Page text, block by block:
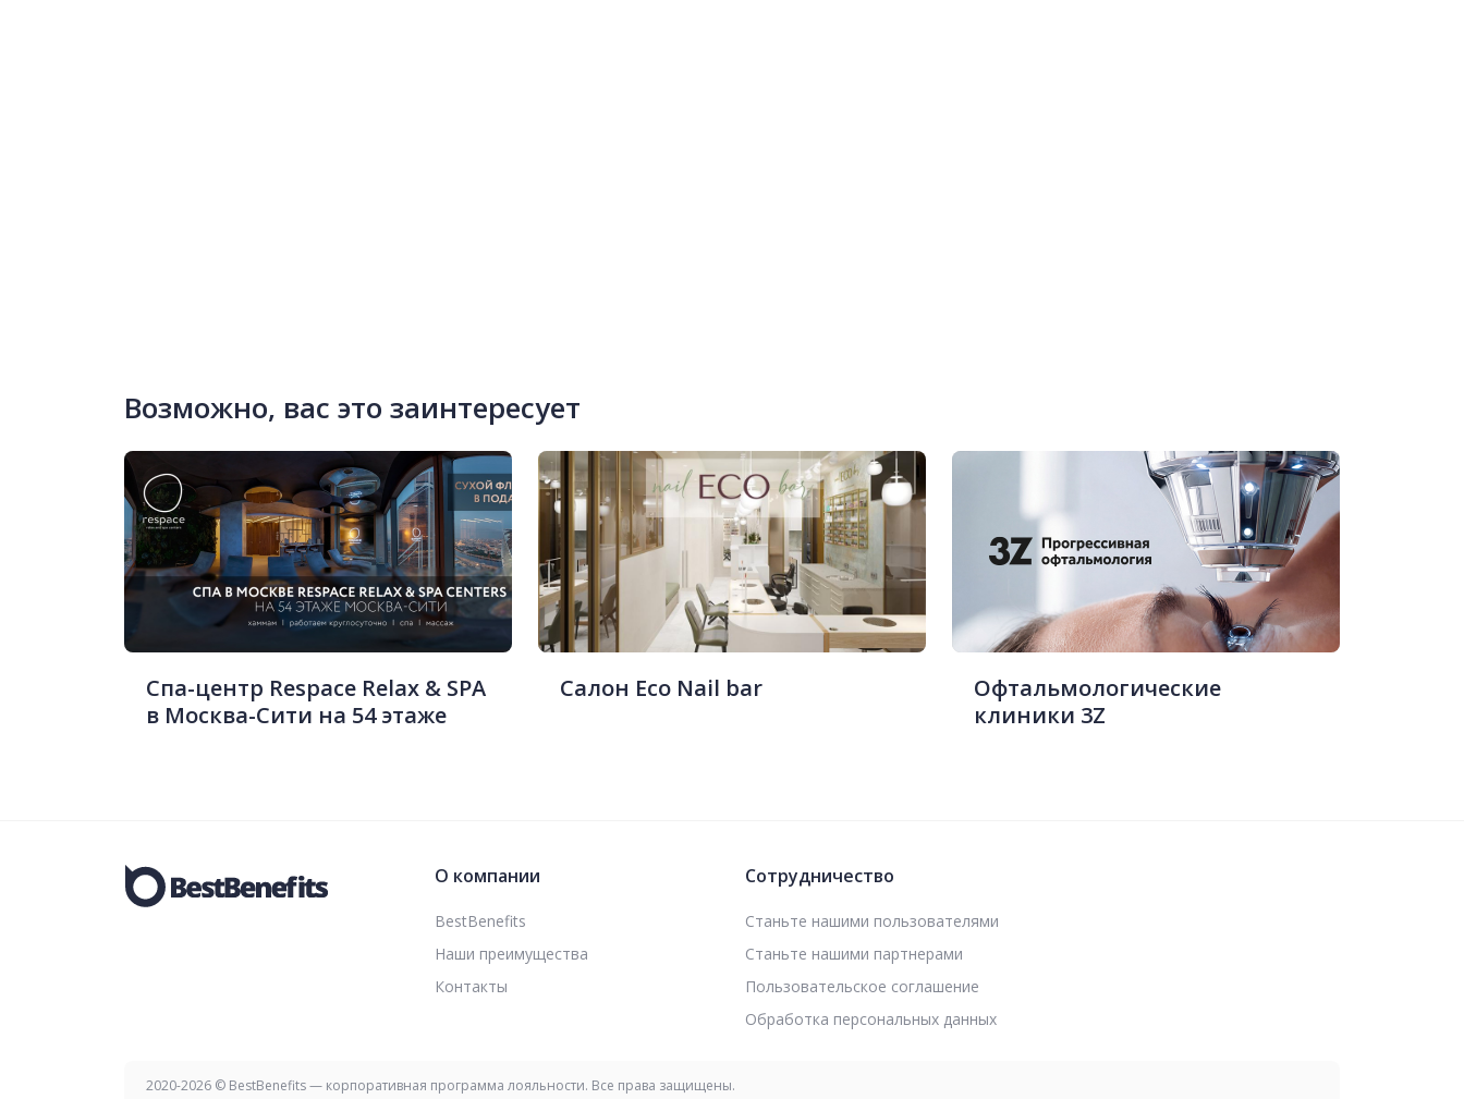
Возможно, вас это заинтересует
Спа-центр Respace Relax & SPA
в Москва-Сити на 54 этаже
Салон Eco Nail bar
Офтальмологические
клиники 3Z
О компании
BestBenefits
Наши преимущества
Контакты
Сотрудничество
Станьте нашими пользователями
Станьте нашими партнерами
Пользовательское соглашение
Обработка персональных данных
2020-2026 © BestBenefits — корпоративная программа лояльности. Все права защищены.